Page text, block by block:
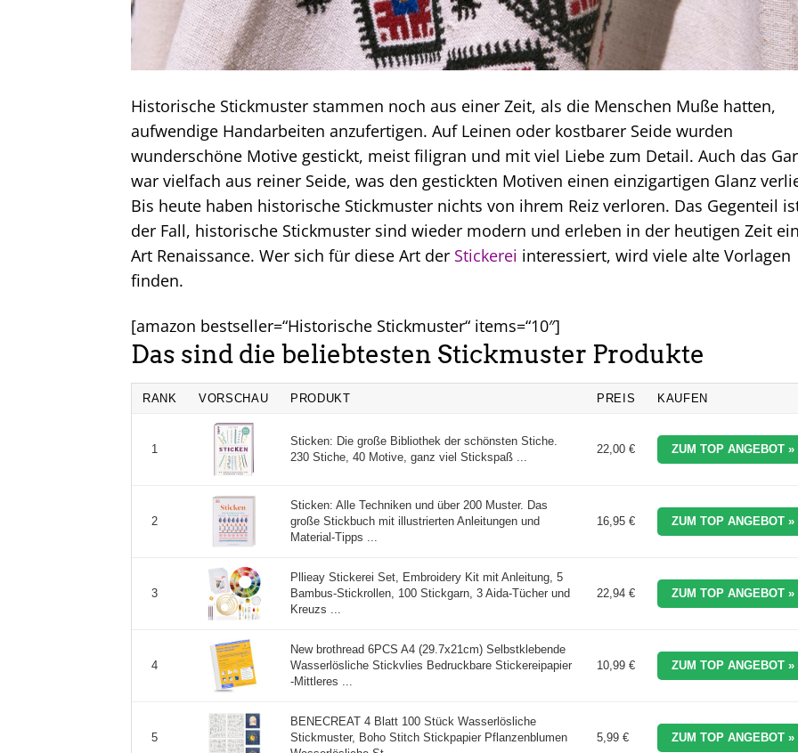
Historische Stickmuster stammen noch aus einer Zeit, als die Menschen Muße hatten,
aufwendige Handarbeiten anzufertigen. Auf Leinen oder kostbarer Seide wurden
wunderschöne Motive gestickt, meist filigran und mit viel Liebe zum Detail. Auch das
war vielfach aus reiner Seide, was den gestickten Motiven einen einzigartigen Glanz
Bis heute haben historische Stickmuster nichts von ihrem Reiz verloren. Das Gegenteil
der Fall, historische Stickmuster sind wieder modern und erleben in der heutigen Zeit
Art Renaissance. Wer sich für diese Art der Stickerei interessiert, wird viele alte Vorlagen
finden.
[amazon bestseller=“Historische Stickmuster“ items=“10″]
Das sind die beliebtesten Stickmuster Produkte
RANK VORSCHAU PRODUKT PREIS KAUFEN
1
Sticken: Die große Bibliothek der schönsten Stiche.
230 Stiche, 40 Motive, ganz viel Stickspaß ...
22,00 € ZUM TOP ANGEBOT »
2
Sticken: Alle Techniken und über 200 Muster. Das
große Stickbuch mit illustrierten Anleitungen und
Material-Tipps ...
16,95 € ZUM TOP ANGEBOT »
3
Pllieay Stickerei Set, Embroidery Kit mit Anleitung, 5
Bambus-Stickrollen, 100 Stickgarn, 3 Aida-Tücher und
Kreuzs ...
22,94 € ZUM TOP ANGEBOT »
4
New brothread 6PCS A4 (29.7x21cm) Selbstklebende
Wasserlösliche Stickvlies Bedruckbare Stickereipapier
-Mittleres ...
10,99 € ZUM TOP ANGEBOT »
5
BENECREAT 4 Blatt 100 Stück Wasserlösliche
Stickmuster, Boho Stitch Stickpapier Pflanzenblumen
5,99 € ZUM TOP ANGEBOT »